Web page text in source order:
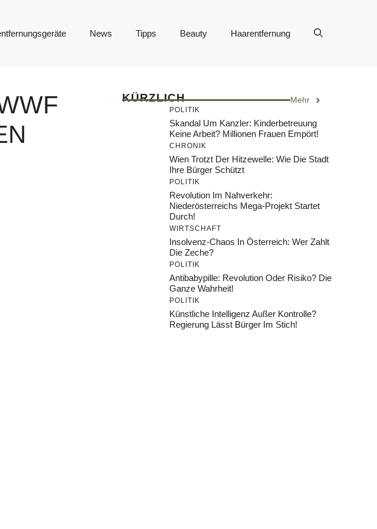
News Tipps Beauty Haarentfernung
V
KÜRZLICH Mehr
POLITIK
Skandal Um Kanzler: Kinderbetreuung
Keine Arbeit? Millionen Frauen Empört!
CHRONIK
Wien Trotzt Der Hitzewelle: Wie Die Stadt
Ihre Bürger Schützt
POLITIK
Revolution Im Nahverkehr:
Niederösterreichs Mega-Projekt Startet
Durch!
WIRTSCHAFT
Insolvenz-Chaos In Österreich: Wer Zahlt
Die Zeche?
POLITIK
Antibabypille: Revolution Oder Risiko? Die
Ganze Wahrheit!
POLITIK
Künstliche Intelligenz Außer Kontrolle?
Regierung Lässt Bürger Im Stich!